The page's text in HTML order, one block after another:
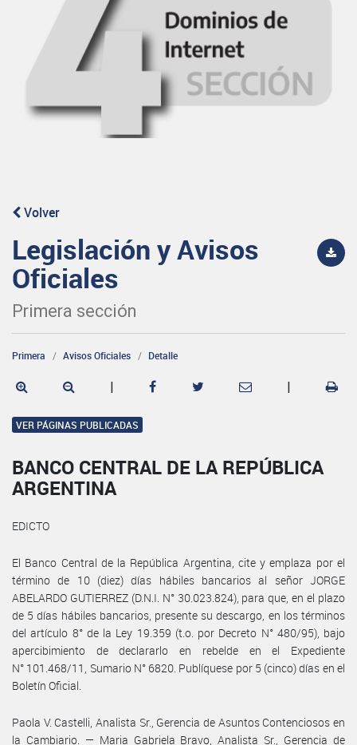
Volver
Legislación y Avisos
Oficiales
Primera sección
Primera Avisos Oficiales Detalle
| |
VER PÁGINAS PUBLICADAS
BANCO CENTRAL DE LA REPÚBLICA
ARGENTINA
EDICTO
El Banco Central de la República Argentina, cite y emplaza por el
término de 10 (diez) días hábiles bancarios al señor JORGE
ABELARDO GUTIERREZ (D.N.I. N° 30.023.824), para que, en el plazo
de 5 días hábiles bancarios, presente su descargo, en los términos
del artículo 8° de la Ley 19.359 (t.o. por Decreto N° 480/95), bajo
apercibimiento de declararlo en rebelde en el Expediente
N° 101.468/11, Sumario N° 6820. Publíquese por 5 (cinco) días en el
Boletín Oficial.
Paola V. Castelli, Analista Sr., Gerencia de Asuntos Contenciosos en
la Cambiario. — Maria Gabriela Bravo, Analista Sr., Gerencia de